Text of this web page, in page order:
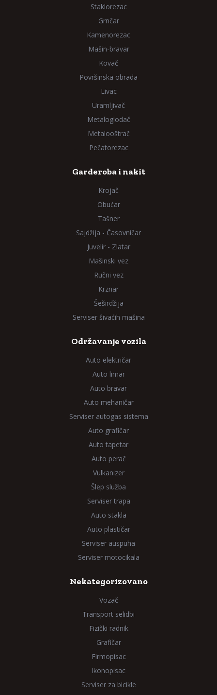
Staklorezac
Grnčar
Kamenorezac
Mašin-bravar
Kovač
Površinska obrada
Livac
Uramljivač
Metaloglodač
Metalooštrač
Pečatorezac
Garderoba i nakit
Krojač
Obućar
Tašner
Sajdžija - Časovničar
Juvelir - Zlatar
Mašinski vez
Ručni vez
Krznar
Šeširdžija
Serviser šivaćih mašina
Održavanje vozila
Auto električar
Auto limar
Auto bravar
Auto mehaničar
Serviser autogas sistema
Auto grafičar
Auto tapetar
Auto perač
Vulkanizer
Šlep služba
Serviser trapa
Auto stakla
Auto plastičar
Serviser auspuha
Serviser motocikala
Nekategorizovano
Vozač
Transport selidbi
Fizički radnik
Grafičar
Firmopisac
Ikonopisac
Serviser za bicikle